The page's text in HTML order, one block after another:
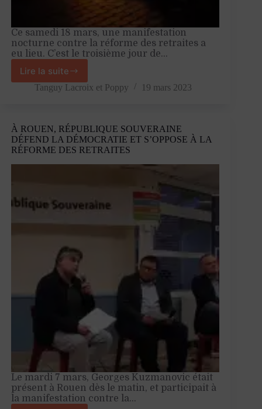
Ce samedi 18 mars, une manifestation
nocturne contre la réforme des retraites a
eu lieu. C’est le troisième jour de…
Lire la suite
49.3
:
bientôt
à
sang
?
Tanguy Lacroix et Poppy 19 mars 2023
À ROUEN, RÉPUBLIQUE SOUVERAINE
DÉFEND LA DÉMOCRATIE ET S’OPPOSE À LA
RÉFORME DES RETRAITES
Le mardi 7 mars, Georges Kuzmanovic était
présent à Rouen dès le matin, et participait à
la manifestation contre la…